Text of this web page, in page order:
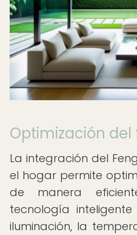
Optimización
La integración del
el hogar permite
de manera
tecnología
iluminación, la